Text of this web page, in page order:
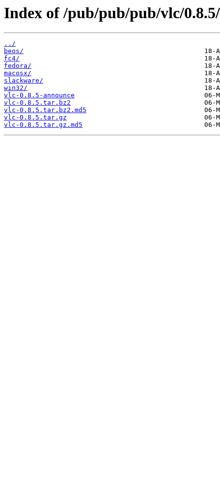
Index of /pub/pub/pub/vlc/0.8.5/
../
beos/
fc4/
fedora/
macosx/
slackware/
win32/
vlc-0.8.5-announce
vlc-0.8.5.tar.bz2
vlc-0.8.5.tar.bz2.md5
vlc-0.8.5.tar.gz
vlc-0.8.5.tar.gz.md5